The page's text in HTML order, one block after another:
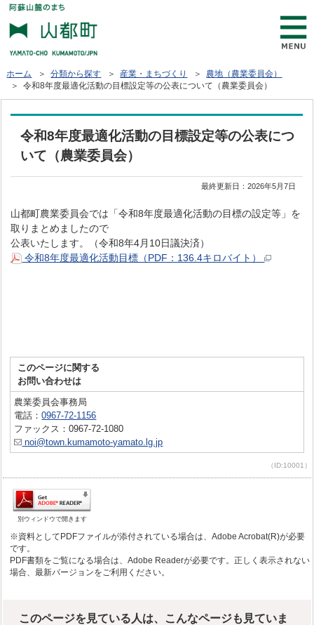
ホーム ＞分類から探す ＞ 産業・まちづくり ＞ 農地（農業委員会）
＞ 令和8年度最適化活動の目標設定等の公表について（農業委員会）
令和8年度最適化活動の目標設定等の公表につ
いて（農業委員会）
最終更新日：2026年5月7日
山都町農業委員会では「令和8年度最適化活動の目標の設定等」を
取りまとめましたので
公表いたします。（令和8年4月10日議決済）
令和8年度最適化活動目標（PDF：136.4キロバイト）
このページに関する
お問い合わせは
農業委員会事務局
電話：0967-72-1156
ファックス：0967-72-1080
noi@town.kumamoto-yamato.lg.jp
（ID:10001）
別ウィンドウで開きます
※資料としてPDFファイルが添付されている場合は、Adobe Acrobat(R)が必要
です。
PDF書類をご覧になる場合は、Adobe Readerが必要です。正しく表示されない
場合、最新バージョンをご利用ください。
このページを見ている人は、こんなページも見ていま